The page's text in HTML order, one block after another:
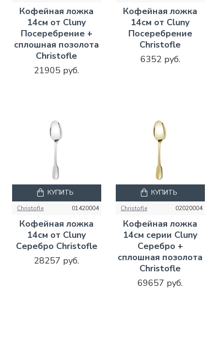
Кофейная ложка
14см от Cluny
Посеребрение +
сплошная позолота
Christofle
21905 руб.
Кофейная ложка
14см от Cluny
Посеребрение
Christofle
6352 руб.
Christofle 01420004
Кофейная ложка
14см от Cluny
Серебро Christofle
28257 руб.
КУПИТЬ
Christofle 02020004
Кофейная ложка
14см серии Cluny
Серебро +
сплошная позолота
Christofle
69657 руб.
КУПИТЬ